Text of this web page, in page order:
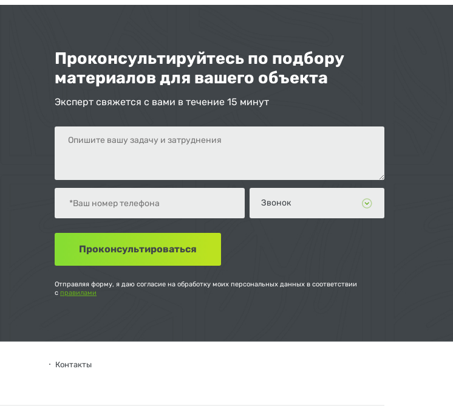
Проконсультируйтесь по подбору
материалов для вашего объекта
Эксперт свяжется с вами в течение 15 минут
Отправляя форму, я даю согласие на обработку моих персональных данных в соответствии
с правилами
Контакты